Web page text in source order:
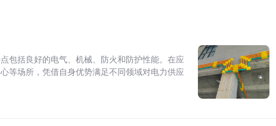
包括良好的电气、机械、防火和防护性能。在应
等场所，凭借自身优势满足不同领域对电力供应